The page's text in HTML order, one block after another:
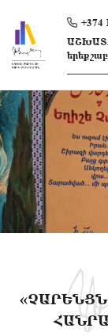
content
+374